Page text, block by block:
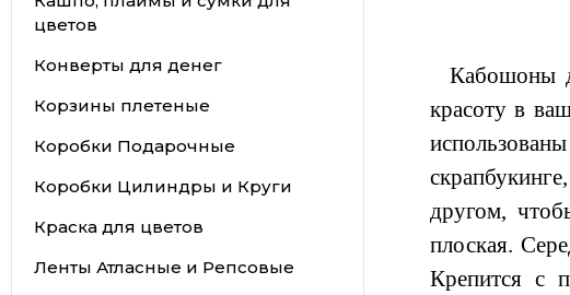
цветов
Конверты для денег
Корзины плетеные
Коробки Подарочные
Коробки Цилиндры и Круги
Краска для цветов
Ленты Атласные и Репсовые
Кабошоны
красоту в
другом,
плоская.
Крепится с